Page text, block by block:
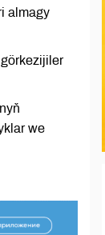
almagy
we